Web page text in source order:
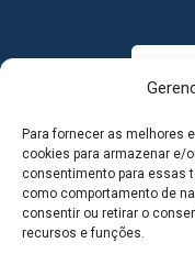
Para fornecer as melhores
cookies para armazenar e/
consentimento para essas
como comportamento de
consentir ou retirar o
recursos e funções.
MAPA DO SITE